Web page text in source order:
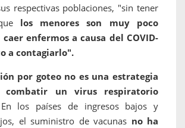
respectivas poblaciones, "sin tener
los menores son muy poco
caer enfermos a causa del COVID-
a contagiarlo".
por goteo no es una estrategia
combatir un virus respiratorio
los países de ingresos bajos y
el suministro de vacunas no ha